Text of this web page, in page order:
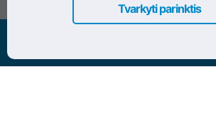
Visos teisės saugomos
Tvarkyti parinktis